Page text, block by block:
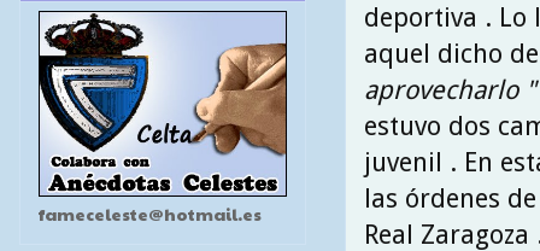
deportiva . Lo
aquel dicho
aprovecharlo
estuvo dos
juvenil . En
las órdenes
Real Zaragoza
fameceleste@hotmail.es